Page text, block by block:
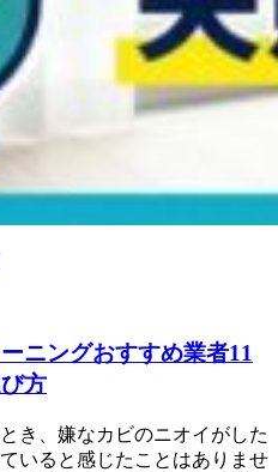
ニングおすすめ業者11
方
き、嫌なカビのニオイがした
いると感じたことはありませ